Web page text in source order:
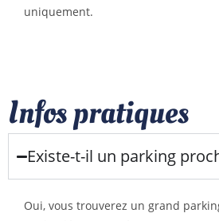
uniquement.
Infos pratiques
Existe-t-il un parking
Oui, vous trouverez un grand